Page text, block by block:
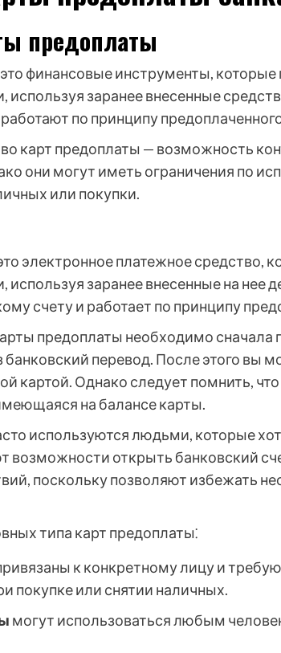
предоплаты
финансовые инструменты,
используя заранее внесенные
по принципу
карт предоплаты — возможность
они могут иметь ограничения по
или покупки.
электронное платежное средство,
используя заранее внесенные на нее
счету и работает по принципу
предоплаты необходимо сначала
перевод. После этого вы
картой. Однако следует помнить,
на балансе карты.
используются людьми, которые
возможности открыть банковский
поскольку позволяют избежать
типа карт предоплаты⁚
к конкретному лицу и
покупке или снятии наличных.
могут использоваться любым